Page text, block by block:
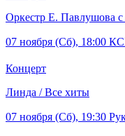
Оркестр Е. Павлушова
07 ноября (Сб), 18:00
Концерт
Линда / Все хиты
07 ноября (Сб), 19:30